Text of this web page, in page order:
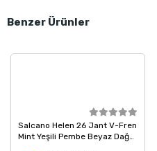
Benzer Ürünler
Salcano Helen 26 Jant V-Fren
Mint Yeşili Pembe Beyaz Dağ